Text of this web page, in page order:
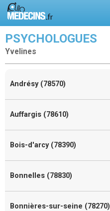
PSYCHOLOGUES
Yvelines
Andrésy (78570)
Auffargis (78610)
Bois-d'arcy (78390)
Bonnelles (78830)
Bonnières-sur-seine (78270)